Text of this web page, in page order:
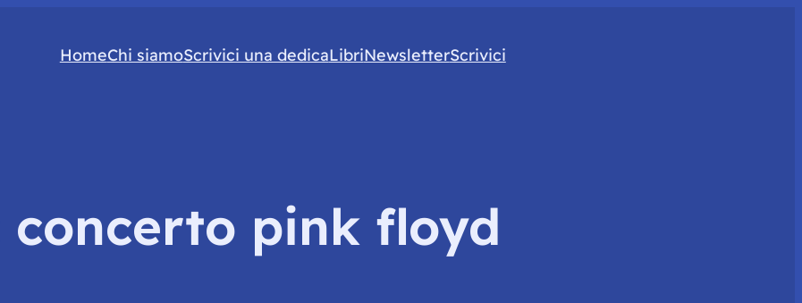
HomeChi siamoScrivici una dedicaLibriNewsletterScrivici
concerto pink floyd